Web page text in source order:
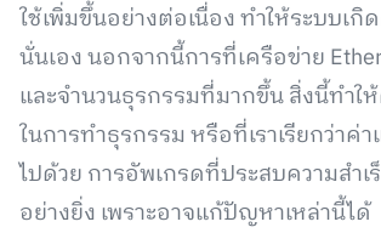
ใช้เพิ่มขึ้นอย่างต่อเนื่อง ทำให้ระบบเ
นั่นเอง นอกจากนี้การที่เครือข่าย
และจำนวนธุรกรรมที่มากขึ้น สิ่งนี้ทำใ
ในการทำธุรกรรม หรือที่เราเรียกว่าค่
ไปด้วย การอัพเกรดที่ประสบความสำเ
อย่างยิ่ง เพราะอาจแก้ปัญหาเหล่านี้ได้